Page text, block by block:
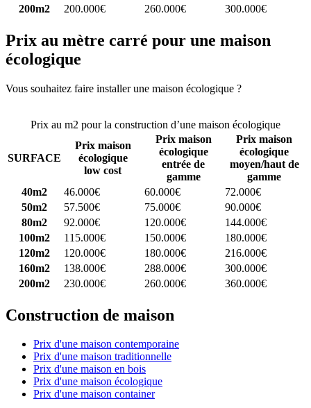
200m2
200.000€ 260.000€ 300.000€
Prix au mètre carré pour une maison
écologique
Vous souhaitez faire installer une maison écologique ?
Prix au m2 pour la construction d’une maison écologique
SURFACE
Prix maison
écologique
low cost
Prix maison
écologique
entrée de
gamme
Prix maison
écologique
moyen/haut de
gamme
40m2
46.000€ 60.000€
72.000€
50m2
57.500€ 75.000€
90.000€
80m2
92.000€ 120.000€
144.000€
100m2
115.000€ 150.000€
180.000€
120m2
120.000€ 180.000€
216.000€
160m2
138.000€ 288.000€
300.000€
200m2
230.000€ 260.000€ 360.000€
Construction de maison
Prix d'une maison contemporaine
Prix d'une maison traditionnelle
Prix d'une maison en bois
Prix d'une maison écologique
Prix d'une maison container